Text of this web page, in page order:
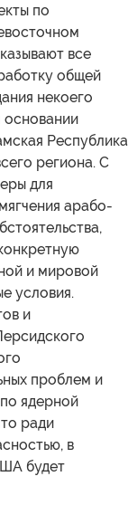
по
все
общей
некоего
основании
Республика
региона. С
для
арабо-
и мировой
условия.
и
проблем и
ядерной
ради
в
будет